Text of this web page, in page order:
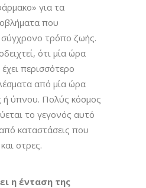
για τα
που
σύγχρονο τρόπο ζωής.
ότι μία ώρα
περισσότερο
από μία ώρα
ή ύπνου. Πολύς κόσμος
το γεγονός αυτό
καταστάσεις που
στρες.
η ένταση της